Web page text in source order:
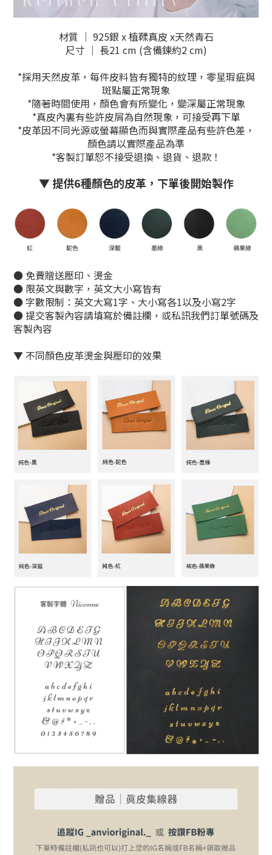
材質 ｜ 925銀 x 植鞣真皮 x天然青石
尺寸 ｜ 長21 cm (含備鍊約2 cm)
*採用天然皮革，每件皮料皆有獨特的紋理，零星瑕疵與
斑點屬正常現象
*隨著時間使用，顏色會有所變化，變深屬正常現象
*真皮內裏有些許皮屑為自然現象，可接受再下單
*皮革因不同光源或螢幕顯色而與實際產品有些許色差，
顏色請以實際產品為準
*客製訂單恕不接受退換、退貨、退款！
▼ 提供6種顏色的皮革，下單後開始製作
● 免費贈送壓印、燙金
● 限英文與數字，英文大小寫皆有
● 字數限制：英文大寫1字、大小寫各1以及小寫2字
● 提交客製內容請填寫於備註欄，或私訊我們訂單號碼及
客製內容
▼ 不同顏色皮革燙金與壓印的效果